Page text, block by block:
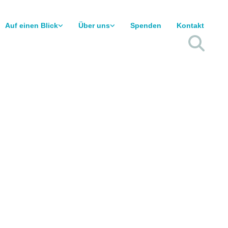
Auf einen Blick Über uns Spenden Kontakt